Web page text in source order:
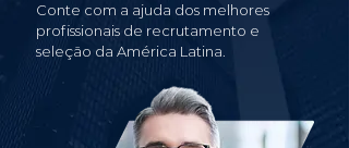
Conte com a ajuda dos melhores
profissionais de recrutamento e
seleção da América Latina.